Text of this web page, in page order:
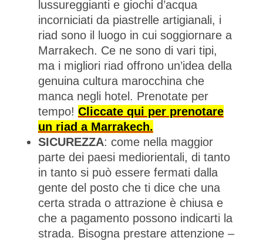
lussureggianti e giochi d’acqua
incorniciati da piastrelle artigianali, i
riad sono il luogo in cui soggiornare a
Marrakech. Ce ne sono di vari tipi,
ma i migliori riad offrono un’idea della
genuina cultura marocchina che
manca negli hotel. Prenotate per
tempo! Cliccate qui per prenotare
un riad a Marrakech.
SICUREZZA: come nella maggior
parte dei paesi mediorientali, di tanto
in tanto si può essere fermati dalla
gente del posto che ti dice che una
certa strada o attrazione è chiusa e
che a pagamento possono indicarti la
strada. Bisogna prestare attenzione –